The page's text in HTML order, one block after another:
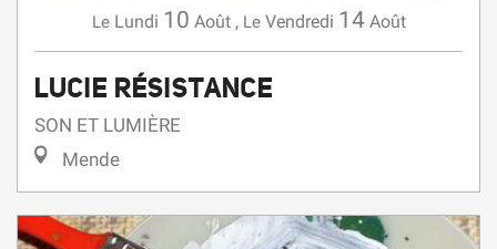
Le Lundi 10 Août, Le Vendredi 14 Août
LUCIE RÉSISTANCE
SON ET LUMIÈRE
Mende